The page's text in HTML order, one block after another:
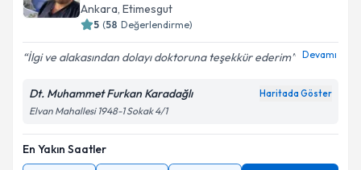
Ankara, Etimesgut
5 (58 Değerlendirme)
İlgi ve alakasından dolayı doktoruna teşekkür ederim Devamı
Dt. Muhammet Furkan Karadağlı Haritada Göster
Elvan Mahallesi 1948-1 Sokak 4/1
En Yakın Saatler